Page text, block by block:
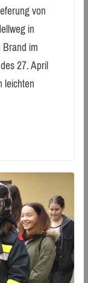
von
in
im
27. April
leichten